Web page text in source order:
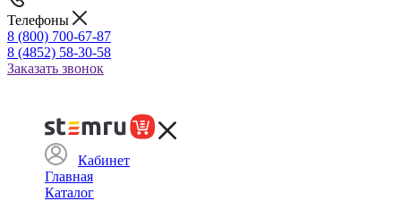
Телефоны
8 (800) 700-67-87
8 (4852) 58-30-58
Заказать звонок
Кабинет
Главная
Каталог